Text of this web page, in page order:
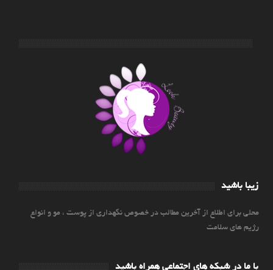
زیبا باشید
محلی برای اطلاع از آخرین مطالب در خصوص نگهداری از پوست ، مو و انواع
رژیم های سلامت
با ما در شبکه های اجتماعی همراه باشید